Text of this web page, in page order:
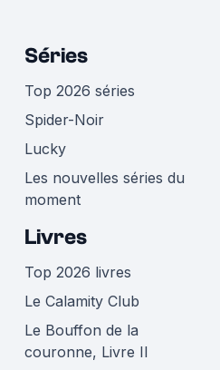
Séries
Top 2026 séries
Spider-Noir
Lucky
Les nouvelles séries du
moment
Livres
Top 2026 livres
Le Calamity Club
Le Bouffon de la
couronne, Livre II